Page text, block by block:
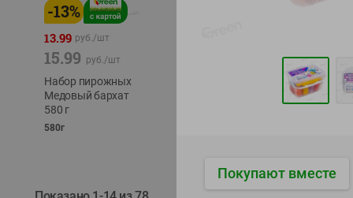
-13%
13.99 руб./шт
15.99 руб./шт
Набор пирожных
Медовый бархат
580 г
580г
ТОФУ
230г
Покупают вместе